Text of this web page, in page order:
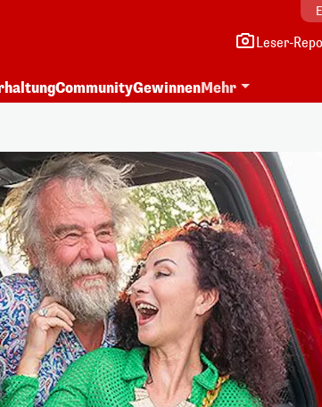
Leser-
CommunityGewinnenMehr